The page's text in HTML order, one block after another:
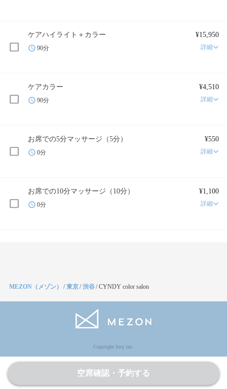
ケアハイライト＋カラー ¥15,950
90分 詳細
ケアカラー ¥4,510
90分 詳細
お席での5分マッサージ（5分） ¥550
0分 詳細
お席での10分マッサージ（10分） ¥1,100
0分 詳細
空席確認・予約する
MEZON（メゾン） /東京/渋谷/CYNDY color salon
Copyright Jocy inc.